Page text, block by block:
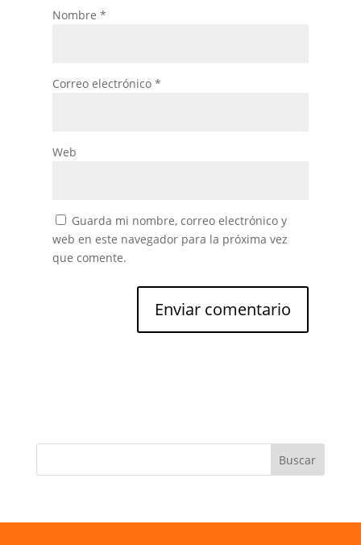
Nombre *
Correo electrónico *
Web
Guarda mi nombre, correo electrónico y
web en este navegador para la próxima vez
que comente.